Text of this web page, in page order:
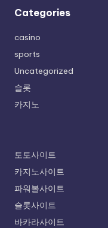
Categories
casino
sports
Uncategorized
슬롯
카지노
토토사이트
카지노사이트
파워볼사이트
슬롯사이트
바카라사이트